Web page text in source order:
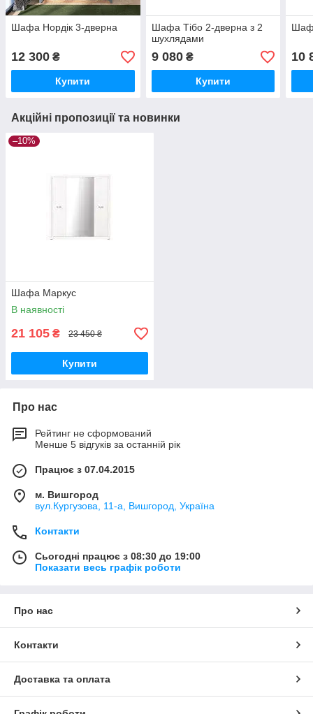
Шафа Нордік 3-дверна
12 300 ₴
Купити
Шафа Тібо 2-дверна з 2
шухлядами
9 080₴
Купити
10
Акційні пропозиції та новинки
–10%
Шафа Маркус
В наявності
21 105 ₴ 23 450 ₴
Купити
Про нас
Рейтинг не сформований
Менше 5 відгуків за останній рік
Працює з 07.04.2015
м. Вишгород
вул.Кургузова, 11-а, Вишгород, Україна
Контакти
Сьогодні працює з 08:30 до 19:00
Показати весь графік роботи
Про нас
Контакти
Доставка та оплата